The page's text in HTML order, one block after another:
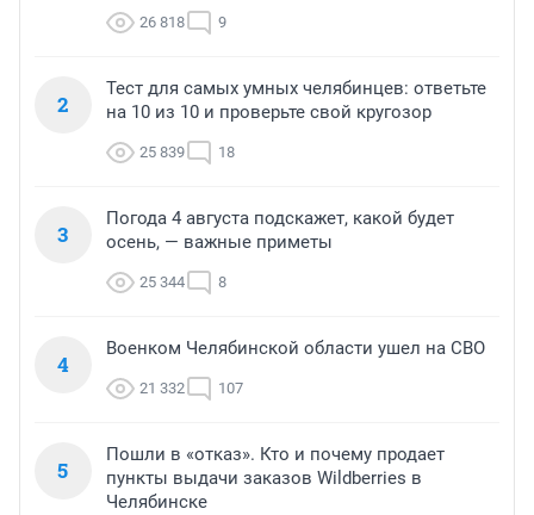
26 818 9
2
Тест для самых умных челябинцев: ответьте
на 10 из 10 и проверьте свой кругозор
25 839 18
3
Погода 4 августа подскажет, какой будет
осень, — важные приметы
25 344 8
4
Военком Челябинской области ушел на СВО
21 332 107
5
Пошли в «отказ». Кто и почему продает
пункты выдачи заказов Wildberries в
Челябинске